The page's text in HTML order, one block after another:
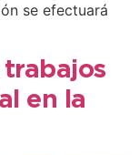
se efectuará
trabajos
en la